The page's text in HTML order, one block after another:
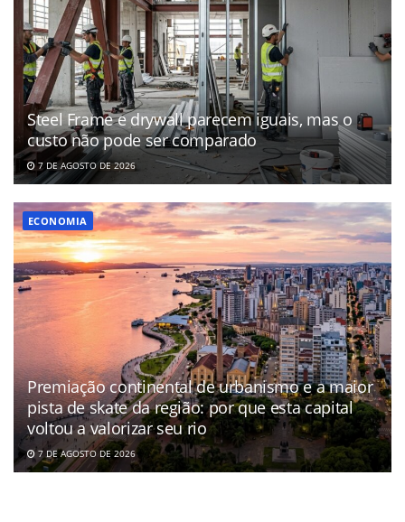
Steel Frame e drywall parecem iguais, mas o
custo não pode ser comparado
7 DE AGOSTO DE 2026
ECONOMIA
Premiação continental de urbanismo e a maior
pista de skate da região: por que esta capital
voltou a valorizar seu rio
7 DE AGOSTO DE 2026